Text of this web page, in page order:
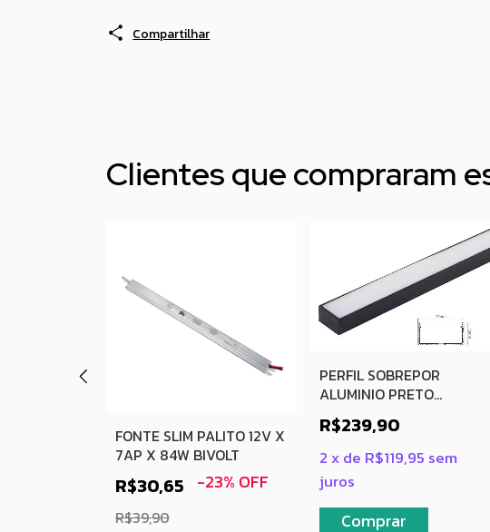
Compartilhar
Clientes que compraram
FONTE SLIM PALITO 12V X
7AP X 84W BIVOLT
R$30,65 -23% OFF
R$39,90
PERFIL SOBREPOR
ALUMINIO PRETO
27X15MM COM 4 METROS
R$239,90
2xde R$119,95 sem
juros